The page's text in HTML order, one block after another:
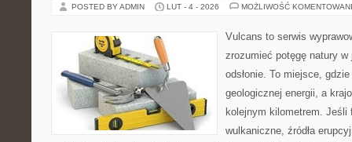
POSTED BY ADMIN LUT - 4 - 2026 MOŻLIWOŚĆ
Vulcans to serwis
zrozumieć potęgę natury w
odsłonie. To miejsce,
geologicznej energii, a
kolejnym kilometrem.
wulkaniczne, źródła